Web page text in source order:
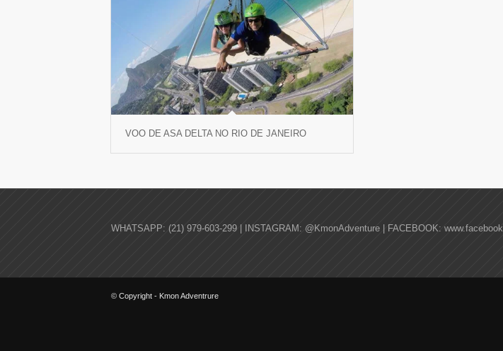
VOO DE ASA DELTA NO RIO DE JANEIRO
WHATSAPP: (21) 979-603-299 | INSTAGRAM: @KmonAdventure | FACEBOOK:
© Copyright - Kmon Adventrure